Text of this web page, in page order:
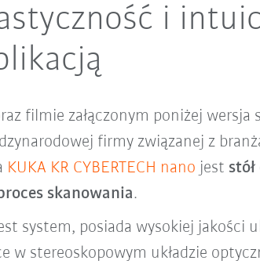
i
filmie załączonym poniżej wersja
firmy związanej z
KUKA KR CYBERTECH nano jest
skanowania.
system, posiada wysokiej jakości
w stereoskopowym układzie